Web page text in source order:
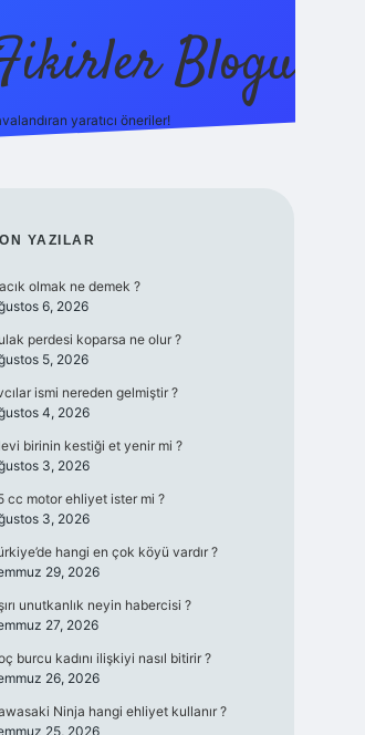
Blogu
yaratıcı öneriler!
YAZILAR
olmak ne demek ?
6, 2026
perdesi koparsa ne olur ?
5, 2026
ismi nereden gelmiştir ?
4, 2026
birinin kestiği et yenir mi ?
3, 2026
cc motor ehliyet ister mi ?
3, 2026
hangi en çok köyü vardır ?
29, 2026
unutkanlık neyin habercisi ?
27, 2026
burcu kadını ilişkiyi nasıl bitirir ?
26, 2026
Ninja hangi ehliyet kullanır ?
25, 2026